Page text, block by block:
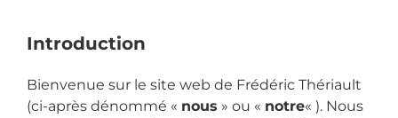
Introduction
Bienvenue sur le site web de Frédéric Thériault
(ci-après dénommé « nous » ou « notre« ). Nous